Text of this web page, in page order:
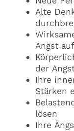
Alte
Angst
der
Ihre
Stärken
lösen
Ihre